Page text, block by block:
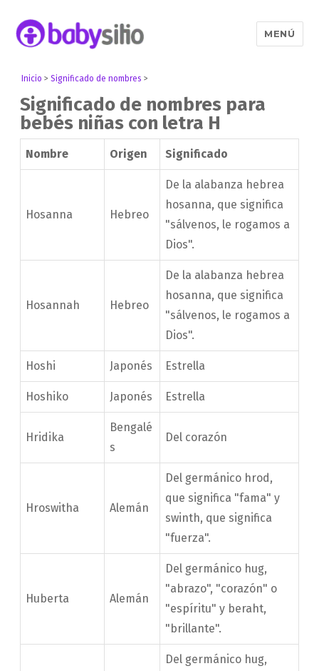
MENÚ
Inicio >Significado de nombres >
Significado de nombres para
bebés niñas con letra H
Nombre Origen Significado
Hosanna Hebreo
De la alabanza hebrea
hosanna, que significa
"sálvenos, le rogamos a
Dios".
Hosannah Hebreo
De la alabanza hebrea
hosanna, que significa
"sálvenos, le rogamos a
Dios".
Hoshi Japonés Estrella
Hoshiko Japonés Estrella
Hridika
Bengalé
s
Del corazón
Hroswitha Alemán
Del germánico hrod,
que significa "fama" y
swinth, que significa
"fuerza".
Huberta Alemán
Del germánico hug,
"abrazo", "corazón" o
"espíritu" y beraht,
"brillante".
Del germánico hug,